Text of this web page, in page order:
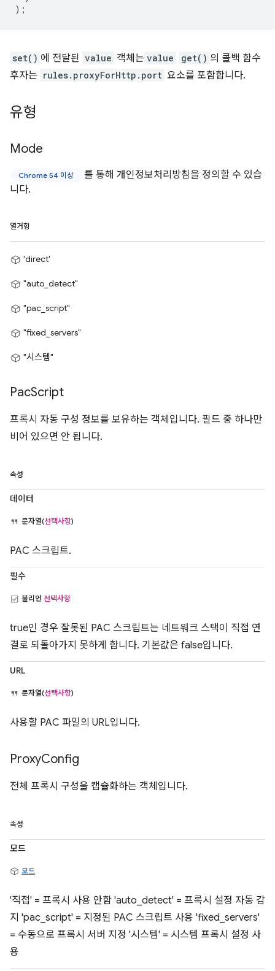
);
set() 에 전달된 value 객체는 value get() 의 콜백 함수
후자는 rules.proxyForHttp.port 요소를 포함합니다.
유형
Mode
Chrome 54 이상
를 통해 개인정보처리방침을 정의할 수 있습
니다.
열거형
'direct'
"auto_detect"
"pac_script"
"fixed_servers"
"시스템"
PacScript
프록시 자동 구성 정보를 보유하는 객체입니다. 필드 중 하나만
비어 있으면 안 됩니다.
속성
데이터
문자열(선택사항)
PAC 스크립트.
필수
불리언 선택사항
true인 경우 잘못된 PAC 스크립트는 네트워크 스택이 직접 연
결로 되돌아가지 못하게 합니다. 기본값은 false입니다.
URL
문자열(선택사항)
사용할 PAC 파일의 URL입니다.
ProxyConfig
전체 프록시 구성을 캡슐화하는 객체입니다.
속성
모드
모드
'직접' = 프록시 사용 안함 'auto_detect' = 프록시 설정 자동 감
지 'pac_script' = 지정된 PAC 스크립트 사용 'fixed_servers'
= 수동으로 프록시 서버 지정 '시스템' = 시스템 프록시 설정 사
용